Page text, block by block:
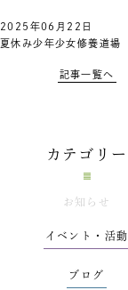
2025年06月22日
夏休み少年少女修養道場
記事一覧へ
カテゴリー
お知らせ
イベント・活動
ブログ